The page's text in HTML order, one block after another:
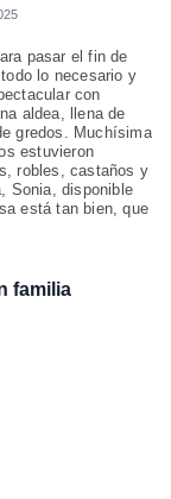
pasar el fin de
lo necesario y
con
aldea, llena de
gredos. Muchísima
estuvieron
robles, castaños y
Sonia, disponible
está tan bien, que
familia